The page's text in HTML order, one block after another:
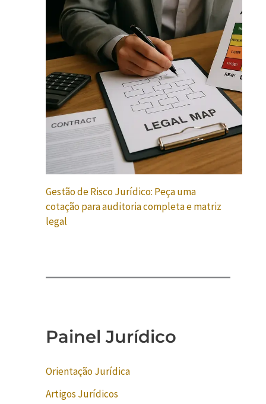
Gestão de Risco Jurídico: Peça uma
cotação para auditoria completa e matriz
legal
Painel Jurídico
Orientação Jurídica
Artigos Jurídicos